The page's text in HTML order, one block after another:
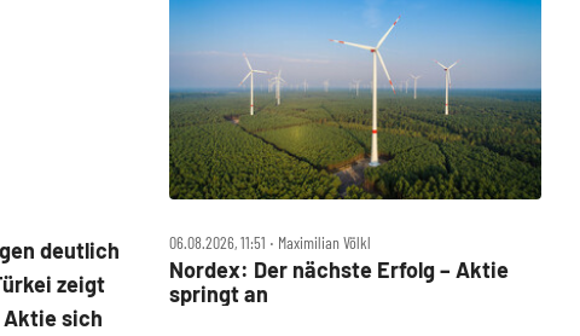
deutlich
zeigt
Aktie sich
06.08.2026, 11:51 ‧ Maximilian Völkl
Nordex: Der nächste Erfolg – Aktie
springt an